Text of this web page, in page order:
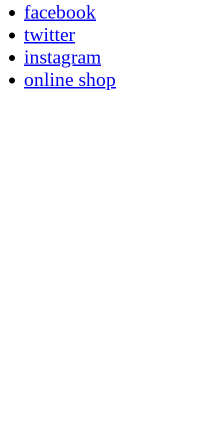
facebook
twitter
instagram
online shop